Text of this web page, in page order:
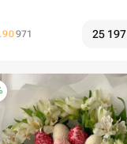
971 25 197